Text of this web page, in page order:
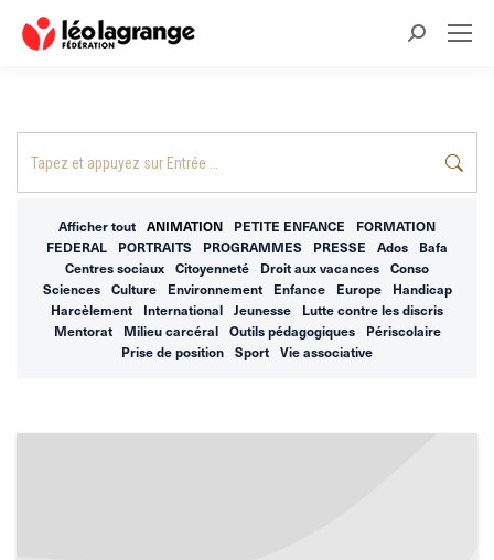
Recherche
Afficher tout ANIMATION PETITE ENFANCE
FORMATION
FEDERAL
PORTRAITS PROGRAMMES PRESSE Ados
Bafa
Centres sociaux
Citoyenneté Droit aux vacances
Conso
Sciences
Culture Environnement Enfance Europe
Handicap
Harcèlement
International Jeunesse
Lutte contre les discris
Mentorat
Milieu carcéral Outils pédagogiques
Périscolaire
Prise de position
Sport Vie associative